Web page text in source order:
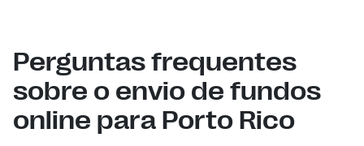
Perguntas frequentes
sobre o envio de fundos
online para Porto Rico